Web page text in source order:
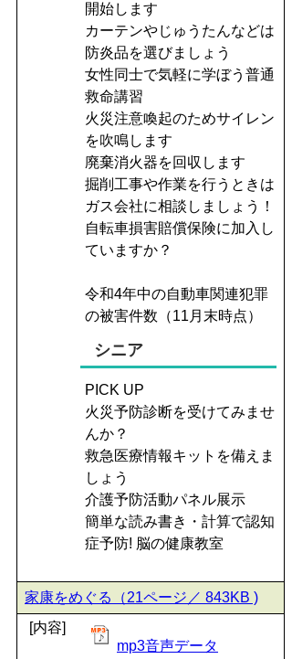
開始します
カーテンやじゅうたんなどは
防炎品を選びましょう
女性同士で気軽に学ぼう普通
救命講習
火災注意喚起のためサイレン
を吹鳴します
廃棄消火器を回収します
掘削工事や作業を行うときは
ガス会社に相談しましょう！
自転車損害賠償保険に加入し
ていますか？
令和4年中の自動車関連犯罪
の被害件数（11月末時点）
シニア
PICK UP
火災予防診断を受けてみませ
んか？
救急医療情報キットを備えま
しょう
介護予防活動パネル展示
簡単な読み書き・計算で認知
症予防! 脳の健康教室
家康をめぐる（21ページ／ 843KB )
[内容]
mp3音声データ